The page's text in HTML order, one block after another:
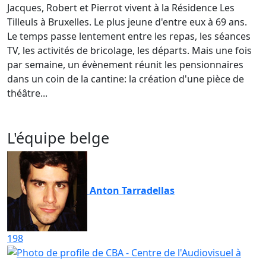
Jacques, Robert et Pierrot vivent à la Résidence Les
Tilleuls à Bruxelles. Le plus jeune d'entre eux à 69 ans.
Le temps passe lentement entre les repas, les séances
TV, les activités de bricolage, les départs. Mais une fois
par semaine, un évènement réunit les pensionnaires
dans un coin de la cantine: la création d'une pièce de
théâtre...
L'équipe belge
Anton Tarradellas
198